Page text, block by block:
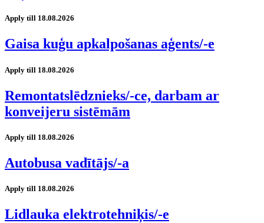
Apply till 18.08.2026
Gaisa kuģu apkalpošanas aģents/-e
Apply till 18.08.2026
Remontatslēdznieks/-ce, darbam ar
konveijeru sistēmām
Apply till 18.08.2026
Autobusa vadītājs/-a
Apply till 18.08.2026
Lidlauka elektrotehniķis/-e